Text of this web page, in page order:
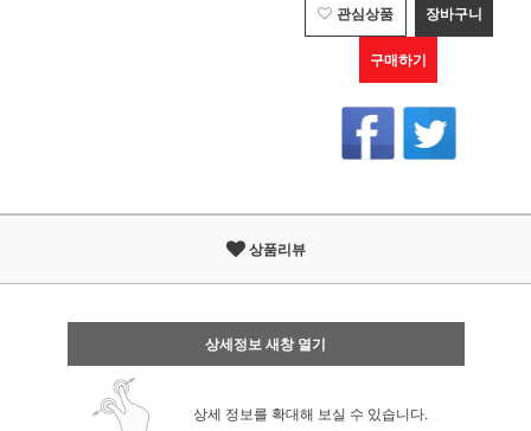
관심상품 장바구니
구매하기
상품리뷰
상세정보 새창 열기
상세 정보를 확대해 보실 수 있습니다.